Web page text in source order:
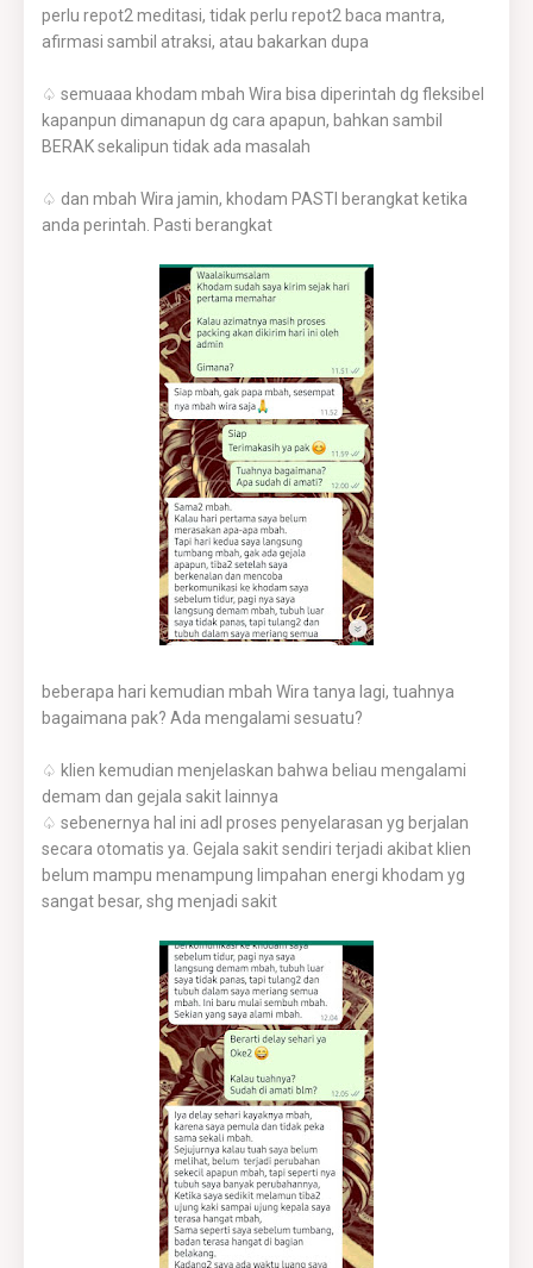
perlu repot2 meditasi, tidak perlu repot2 baca mantra,
afirmasi sambil atraksi, atau bakarkan dupa
♤ semuaaa khodam mbah Wira bisa diperintah dg fleksibel
kapanpun dimanapun dg cara apapun, bahkan sambil
BERAK sekalipun tidak ada masalah
♤ dan mbah Wira jamin, khodam PASTI berangkat ketika
anda perintah. Pasti berangkat
beberapa hari kemudian mbah Wira tanya lagi, tuahnya
bagaimana pak? Ada mengalami sesuatu?
♤ klien kemudian menjelaskan bahwa beliau mengalami
demam dan gejala sakit lainnya
♤ sebenernya hal ini adl proses penyelarasan yg berjalan
secara otomatis ya. Gejala sakit sendiri terjadi akibat klien
belum mampu menampung limpahan energi khodam yg
sangat besar, shg menjadi sakit